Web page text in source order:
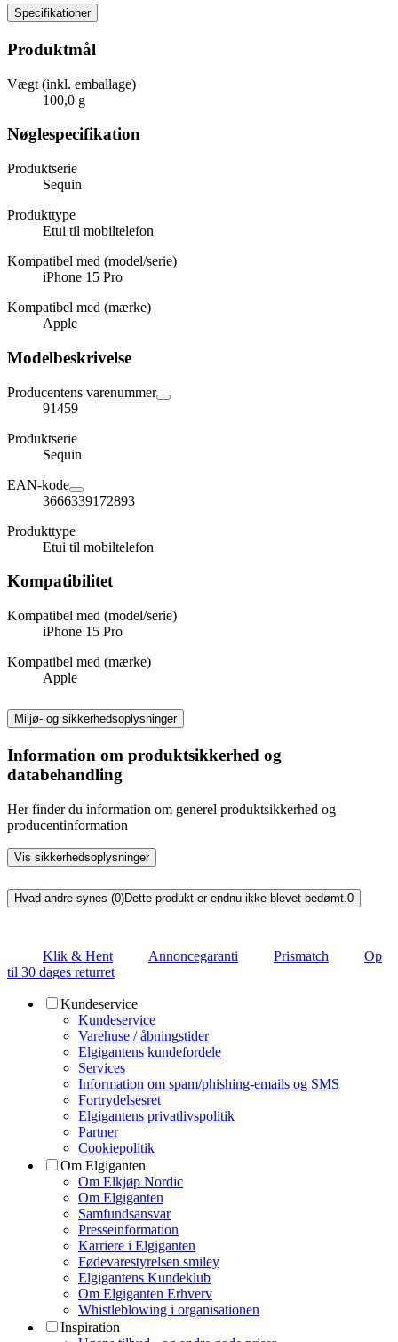
Specifikationer
Produktmål
Vægt (inkl. emballage)
100,0 g
Nøglespecifikation
Produktserie
Sequin
Produkttype
Etui til mobiltelefon
Kompatibel med (model/serie)
iPhone 15 Pro
Kompatibel med (mærke)
Apple
Modelbeskrivelse
Producentens varenummer
91459
Produktserie
Sequin
EAN-kode
3666339172893
Produkttype
Etui til mobiltelefon
Kompatibilitet
Kompatibel med (model/serie)
iPhone 15 Pro
Kompatibel med (mærke)
Apple
Miljø- og sikkerhedsoplysninger
Information om produktsikkerhed og
databehandling
Her finder du information om generel produktsikkerhed og
producentinformation
Vis sikkerhedsoplysninger
Hvad andre synes (0)Dette produkt er endnu ikke blevet bedømt.0
Klik & Hent Annoncegaranti Prismatch
Op
til 30 dages returret
Kundeservice
Kundeservice
Varehuse / åbningstider
Elgigantens kundefordele
Services
Information om spam/phishing-emails og SMS
Fortrydelsesret
Elgigantens privatlivspolitik
Partner
Cookiepolitik
Om Elgiganten
Om Elkjøp Nordic
Om Elgiganten
Samfundsansvar
Presseinformation
Karriere i Elgiganten
Fødevarestyrelsen smiley
Elgigantens Kundeklub
Om Elgiganten Erhverv
Whistleblowing i organisationen
Inspiration